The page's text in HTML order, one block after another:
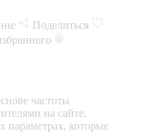
Поделиться
частоты
на сайте,
параметрах, которые